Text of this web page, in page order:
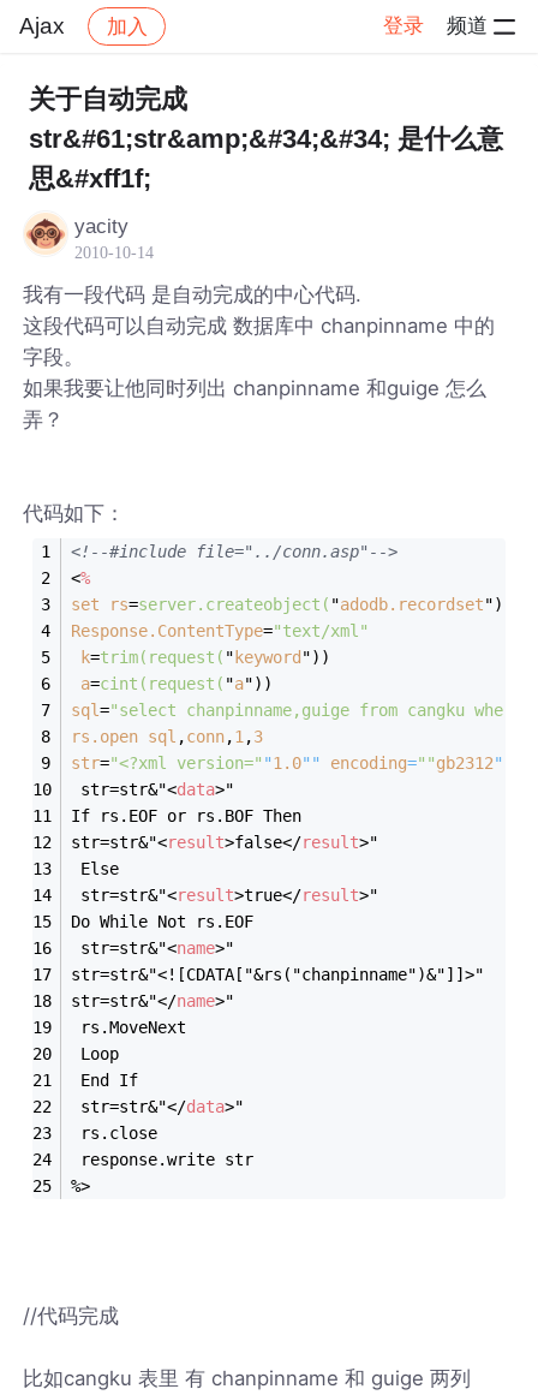
Ajax 加入 登录 频道
社区 Ajax 帖子详情
关于自动完成
str&#61;str&amp;&#34;&#34; 是什么意
思&#xff1f;
yacity
2010-10-14
我有一段代码 是自动完成的中心代码.
这段代码可以自动完成 数据库中 chanpinname 中的
字段。
如果我要让他同时列出 chanpinname 和guige 怎么
弄？
代码如下：
<!--#include file="../conn.asp"-->
<%
set
rs=server.createobject( "adodb.recordset")
Response.ContentType="text/xml"
k=trim(request( " keyword "))
a=cint(request( "a"))
sql="select chanpinname,guige from cangku where
rs.open sql ,conn,1 ,3
str="<?xml version=" "1.0"" encoding=""gb2312""?>
str=str&"<data>"
If rs.EOF or rs.BOF Then
str=str&"<result>false</result>"
Else
str=str&"<result>true</result>"
Do While Not rs.EOF
str=str&"<name>"
str=str&"<![CDATA["&rs("chanpinname")&"]]>"
str=str&"</name>"
rs.MoveNext
Loop
End If
str=str&"</data>"
rs.close
response.write str
%>
//代码完成
比如cangku 表里 有 chanpinname 和 guige 两列